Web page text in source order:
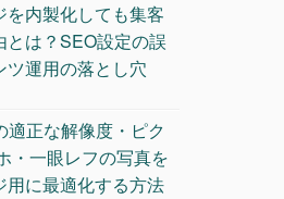
を内製化しても集客
とは？SEO設定の誤
ツ運用の落とし穴
適正な解像度・ピク
・一眼レフの写真を
用に最適化する方法